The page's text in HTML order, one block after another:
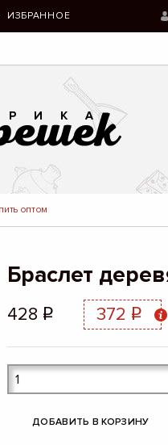
ИЗБРАННОЕ
оптом
Браслет
428 q 372 q
ДОБАВИТЬ В КОРЗИНУ